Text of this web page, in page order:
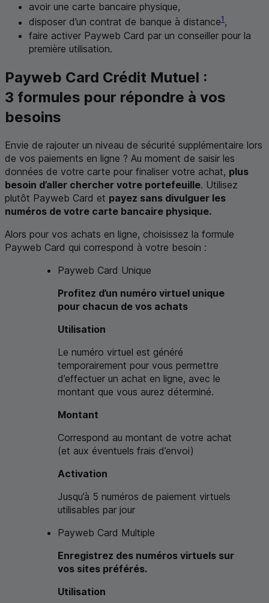
avoir une carte bancaire physique,
disposer d’un contrat de banque à distance1,
faire activer Payweb Card par un conseiller pour la
première utilisation.
Payweb Card Crédit Mutuel :
3 formules pour répondre à vos
besoins
Envie de rajouter un niveau de sécurité supplémentaire lors
de vos paiements en ligne ? Au moment de saisir les
données de votre carte pour finaliser votre achat, plus
besoin d’aller chercher votre portefeuille. Utilisez
plutôt Payweb Card et payez sans divulguer les
numéros de votre carte bancaire physique.
Alors pour vos achats en ligne, choisissez la formule
Payweb Card qui correspond à votre besoin :
Payweb Card Unique
Profitez d’un numéro virtuel unique
pour chacun de vos achats
Utilisation
Le numéro virtuel est généré
temporairement pour vous permettre
d’effectuer un achat en ligne, avec le
montant que vous aurez déterminé.
Montant
Correspond au montant de votre achat
(et aux éventuels frais d’envoi)
Activation
Jusqu’à 5 numéros de paiement virtuels
utilisables par jour
Payweb Card Multiple
Enregistrez des numéros virtuels sur
vos sites préférés.
Utilisation